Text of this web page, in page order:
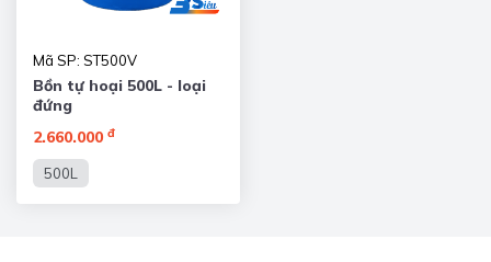
Mã SP: ST500V
Bồn tự hoại 500L - loại
đứng
2.660.000 đ
500L